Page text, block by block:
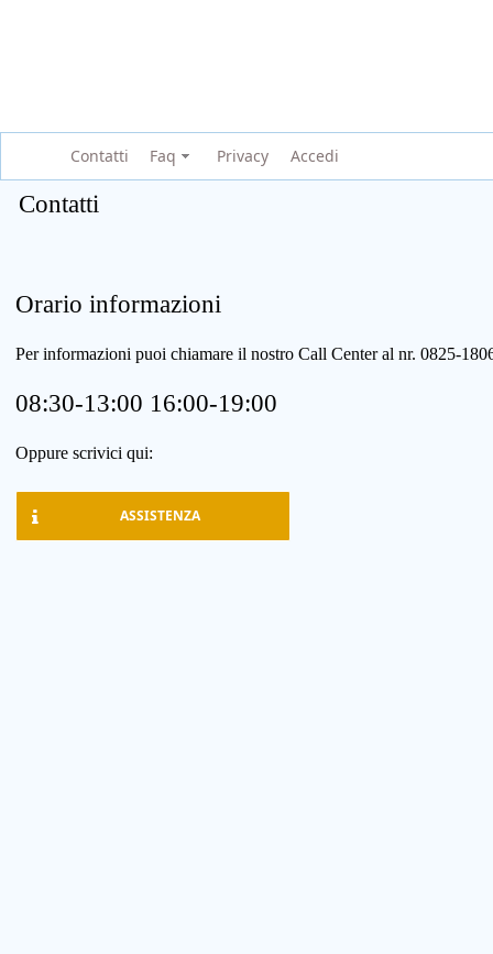
Contatti Faq Privacy Accedi
Contatti
Orario informazioni
Per informazioni puoi chiamare il nostro Call Center al nr. 0825-
08:30-13:00 16:00-19:00
Oppure scrivici qui:
ASSISTENZA